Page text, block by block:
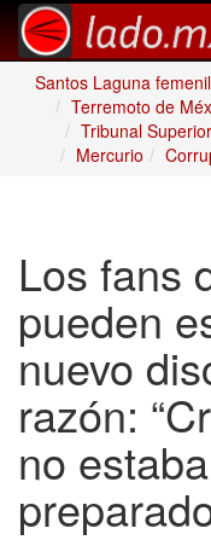
Santos Laguna femenil
Terremoto de
Tribunal
Mercurio
Los fans
pueden
nuevo
razón:
no